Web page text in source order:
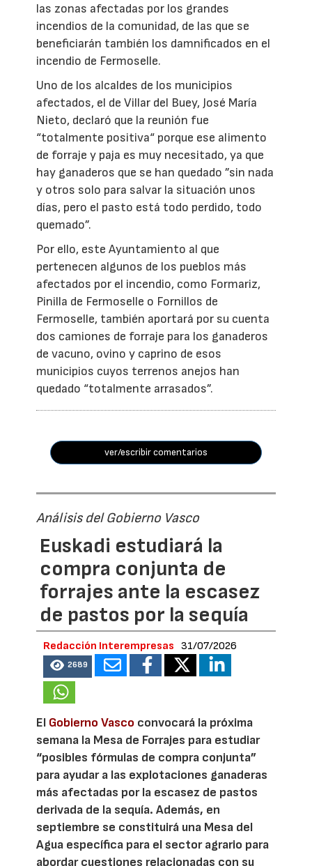
las zonas afectadas por los grandes
incendios de la comunidad, de las que se
beneficiarán también los damnificados en el
incendio de Fermoselle.
Uno de los alcaldes de los municipios
afectados, el de Villar del Buey, José María
Nieto, declaró que la reunión fue
“totalmente positiva“ porque ese alimento
de forraje y paja es muy necesitado, ya que
hay ganaderos que se han quedado ”sin nada
y otros solo para salvar la situación unos
días, pero el pasto está todo perdido, todo
quemado”.
Por ello, este Ayuntamiento al que
pertenecen algunos de los pueblos más
afectados por el incendio, como Formariz,
Pinilla de Fermoselle o Fornillos de
Fermoselle, también aportará por su cuenta
dos camiones de forraje para los ganaderos
de vacuno, ovino y caprino de esos
municipios cuyos terrenos anejos han
quedado “totalmente arrasados”.
ver/escribir comentarios
Análisis del Gobierno Vasco
Euskadi estudiará la
compra conjunta de
forrajes ante la escasez
de pastos por la sequía
Redacción Interempresas 31/07/2026
2689
El Gobierno Vasco convocará la próxima
semana la Mesa de Forrajes para estudiar
“posibles fórmulas de compra conjunta”
para ayudar a las explotaciones ganaderas
más afectadas por la escasez de pastos
derivada de la sequía. Además, en
septiembre se constituirá una Mesa del
Agua específica para el sector agrario para
abordar cuestiones relacionadas con su